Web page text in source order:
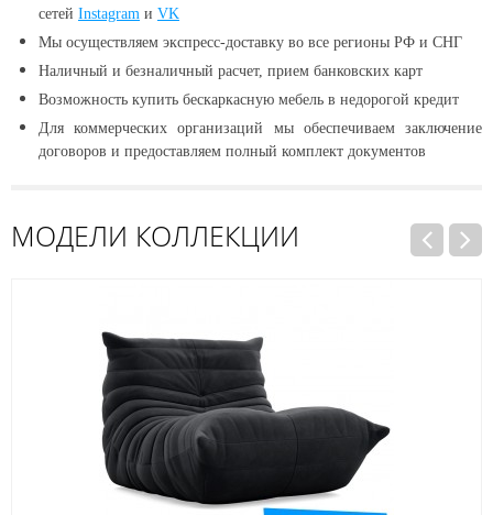
сетей Instagram и VK
Мы осуществляем экспресс-доставку во все регионы РФ и СНГ
Наличный и безналичный расчет, прием банковских карт
Возможность купить бескаркасную мебель в недорогой кредит
Для коммерческих организаций мы обеспечиваем заключение
договоров и предоставляем полный комплект документов
МОДЕЛИ КОЛЛЕКЦИИ